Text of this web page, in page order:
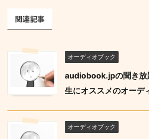
関連記事
オーディオブック
audiobook.jpの聞き放
生にオススメのオーデ
オーディオブック